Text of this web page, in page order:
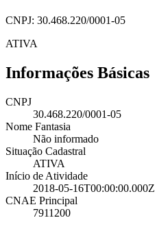
CNPJ: 30.468.220/0001-05
ATIVA
Informações Básicas
CNPJ
30.468.220/0001-05
Nome Fantasia
Não informado
Situação Cadastral
ATIVA
Início de Atividade
2018-05-16T00:00:00.000Z
CNAE Principal
7911200